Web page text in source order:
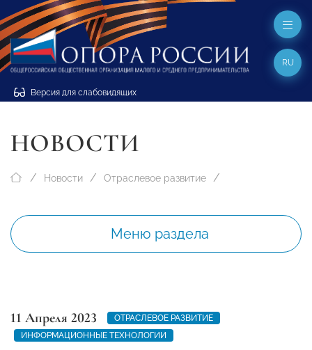
Версия для слабовидящих
RU
НОВОСТИ
Новости Отраслевое развитие
Меню раздела
11 Апреля 2023
ОТРАСЛЕВОЕ РАЗВИТИЕ
ИНФОРМАЦИОННЫЕ ТЕХНОЛОГИИ